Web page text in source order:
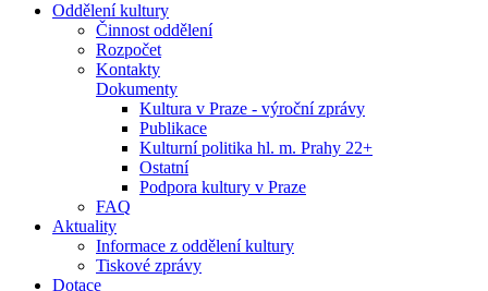
Oddělení kultury
Činnost oddělení
Rozpočet
Kontakty
Dokumenty
Kultura v Praze - výroční zprávy
Publikace
Kulturní politika hl. m. Prahy 22+
Ostatní
Podpora kultury v Praze
FAQ
Aktuality
Informace z oddělení kultury
Tiskové zprávy
Dotace